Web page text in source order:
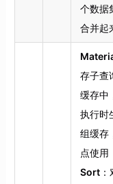
个数据
合并起
存子查
缓存中
执行时
组缓存
点使用
Sort：